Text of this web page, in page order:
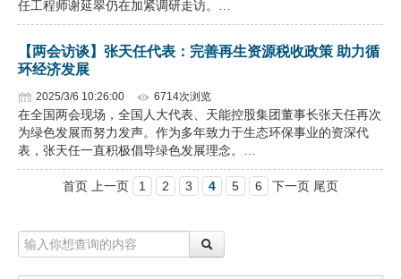
任工程师谢延翠仍在加紧调研走访。…
【两会访谈】张天任代表：完善再生资源税收政策 助力循
环经济发展
2025/3/6 10:26:00 6714次浏览
在全国两会现场，全国人大代表、天能控股集团董事长张天任再次
为绿色发展而努力发声。作为多年致力于生态环保事业的资深代
表，张天任一直积极倡导绿色发展理念。…
首页 上一页 1 2 3 4 5 6 下一页 尾页